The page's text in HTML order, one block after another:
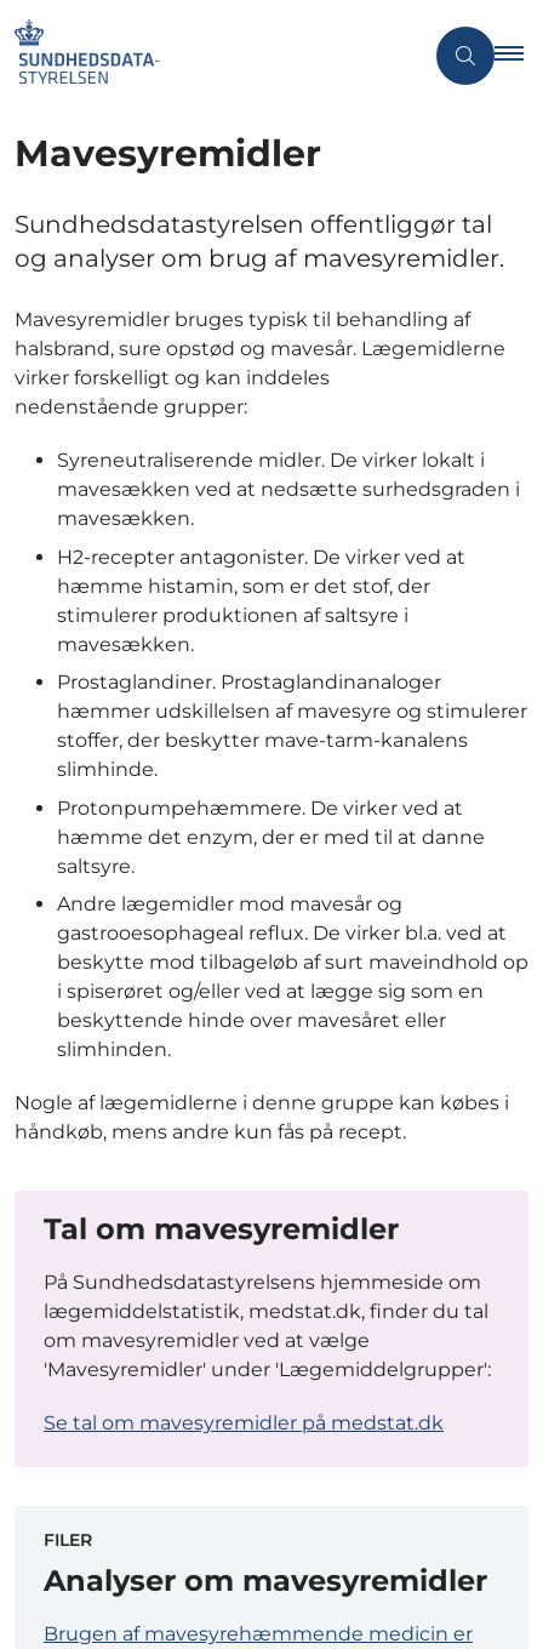
Mavesyremidler
Sundhedsdatastyrelsen offentliggør tal
og analyser om brug af mavesyremidler.
Mavesyremidler bruges typisk til behandling af
halsbrand, sure opstød og mavesår. Lægemidlerne
virker forskelligt og kan inddeles
nedenstående grupper:
Syreneutraliserende midler. De virker lokalt i
mavesækken ved at nedsætte surhedsgraden i
mavesækken.
H2-recepter antagonister. De virker ved at
hæmme histamin, som er det stof, der
stimulerer produktionen af saltsyre i
mavesækken.
Prostaglandiner. Prostaglandinanaloger
hæmmer udskillelsen af mavesyre og stimulerer
stoffer, der beskytter mave-tarm-kanalens
slimhinde.
Protonpumpehæmmere. De virker ved at
hæmme det enzym, der er med til at danne
saltsyre.
Andre lægemidler mod mavesår og
gastrooesophageal reflux. De virker bl.a. ved at
beskytte mod tilbageløb af surt maveindhold op
i spiserøret og/eller ved at lægge sig som en
beskyttende hinde over mavesåret eller
slimhinden.
Nogle af lægemidlerne i denne gruppe kan købes i
håndkøb, mens andre kun fås på recept.
Tal om mavesyremidler
På Sundhedsdatastyrelsens hjemmeside om
lægemiddelstatistik, medstat.dk, finder du tal
om mavesyremidler ved at vælge
'Mavesyremidler' under 'Lægemiddelgrupper':
Se tal om mavesyremidler på medstat.dk
FILER
Analyser om mavesyremidler
Brugen af mavesyrehæmmende medicin er